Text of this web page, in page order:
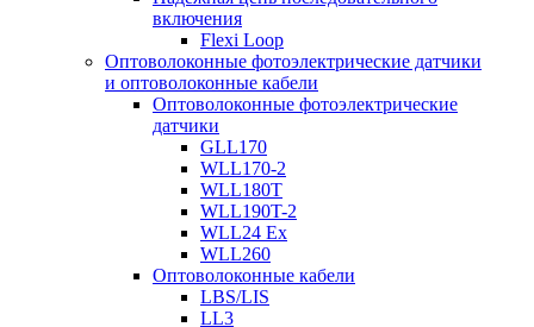
включения
Flexi Loop
Оптоволоконные фотоэлектрические датчики
и оптоволоконные кабели
Оптоволоконные фотоэлектрические
датчики
GLL170
WLL170-2
WLL180T
WLL190T-2
WLL24 Ex
WLL260
Оптоволоконные кабели
LBS/LIS
LL3